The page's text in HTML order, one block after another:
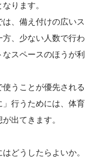
ります。
、備え付けの広いス
、少ない人数で行わ
スペースのほうが利
うことが優先される
行うためには、体育
出てきます。
どうしたらよいか。